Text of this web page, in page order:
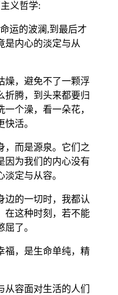
义哲学:
运的波澜,到最后才
是内心的淡定与从
燥，避免不了一颗浮
折腾，到头来都要归
个澡，看一朵花，
活。
，而是源泉。它们之
因为我们的内心没有
定与从容。
边的一切时，我都认
在这种时刻，若不能
了。
福，是生命单纯，精
容面对生活的人们